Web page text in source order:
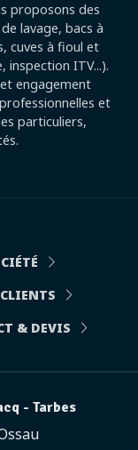
proposons des
lavage, bacs à
cuves à fioul et
inspection ITV...).
engagement
et
particuliers,
& DEVIS
- Tarbes